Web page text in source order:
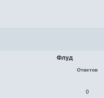
Флуд
Ответов
0